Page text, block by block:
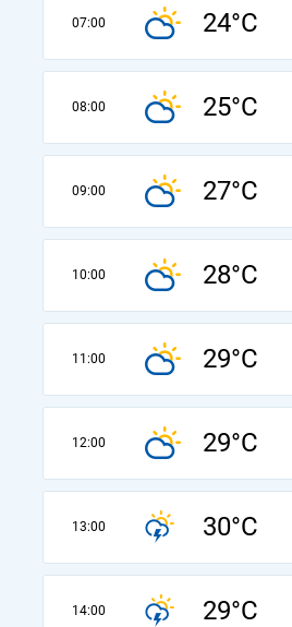
07:00 24°C
08:00 25°C
09:00 27°C
10:00 28°C
11:00 29°C
12:00 29°C
13:00 30°C
14:00 29°C